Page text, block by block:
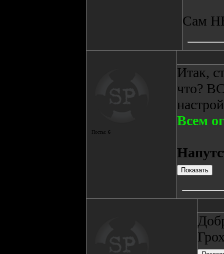
Сам
Посты: 6
Итак,
что?
Всем